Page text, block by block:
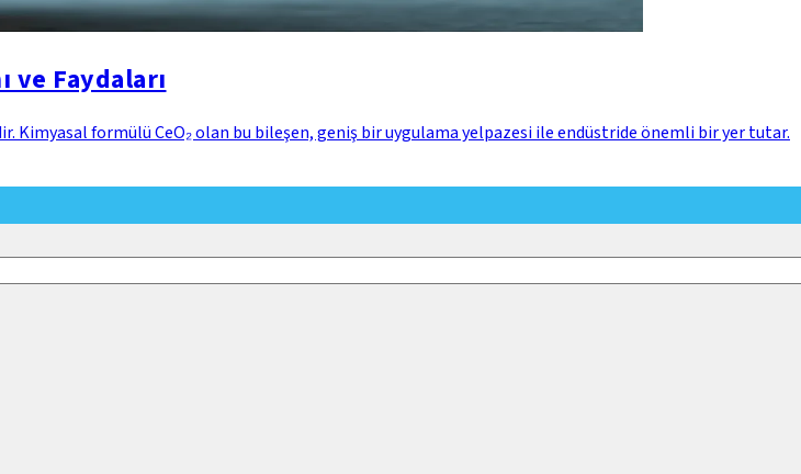
ve Faydaları
formülü CeO₂ olan bu bileşen, geniş bir uygulama yelpazesi ile endüstride önemli bir yer tutar.